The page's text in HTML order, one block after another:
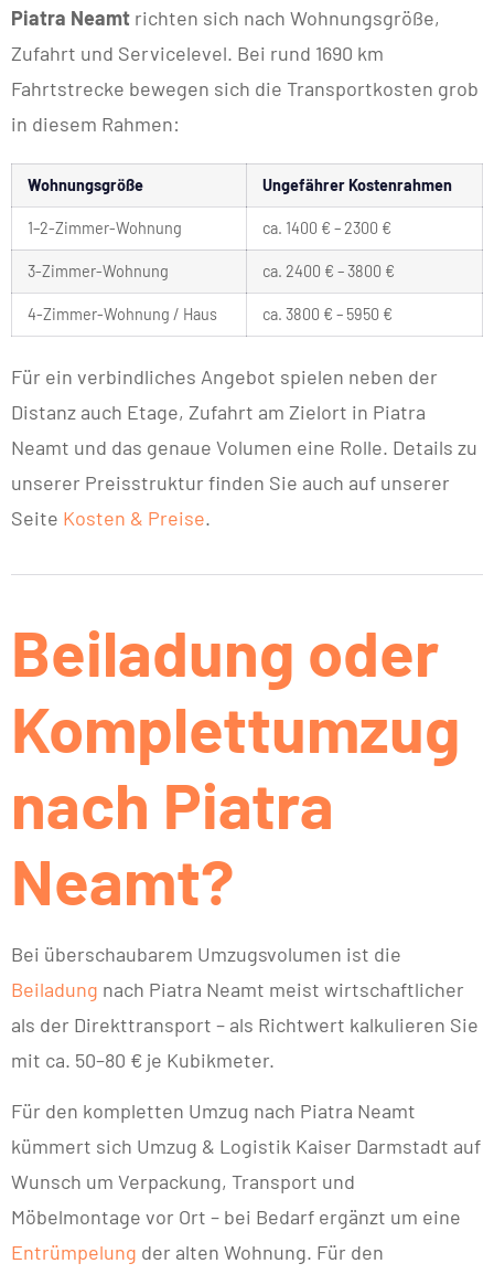
Piatra Neamt richten sich nach Wohnungsgröße,
Zufahrt und Servicelevel. Bei rund 1690 km
Fahrtstrecke bewegen sich die Transportkosten grob
in diesem Rahmen:
Wohnungsgröße Ungefährer Kostenrahmen
1–2-Zimmer-Wohnung ca. 1400 € – 2300 €
3-Zimmer-Wohnung ca. 2400 € – 3800 €
4-Zimmer-Wohnung / Haus ca. 3800 € – 5950 €
Für ein verbindliches Angebot spielen neben der
Distanz auch Etage, Zufahrt am Zielort in Piatra
Neamt und das genaue Volumen eine Rolle. Details zu
unserer Preisstruktur finden Sie auch auf unserer
Seite Kosten & Preise.
Beiladung oder
Komplettumzug
nach Piatra
Neamt?
Bei überschaubarem Umzugsvolumen ist die
Beiladung nach Piatra Neamt meist wirtschaftlicher
als der Direkttransport – als Richtwert kalkulieren Sie
mit ca. 50–80 € je Kubikmeter.
Für den kompletten Umzug nach Piatra Neamt
kümmert sich Umzug & Logistik Kaiser Darmstadt auf
Wunsch um Verpackung, Transport und
Möbelmontage vor Ort – bei Bedarf ergänzt um eine
Entrümpelung der alten Wohnung. Für den